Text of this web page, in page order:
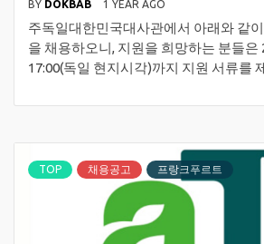
BY DOKBAB 1 YEAR AGO
주독일대한민국대사관에서 아래와 같
을 채용하오니, 지원을 희망하는 분들은
17:00(독일 현지시각)까지 지원 서류를
TOP 채용공고 프랑크푸르트